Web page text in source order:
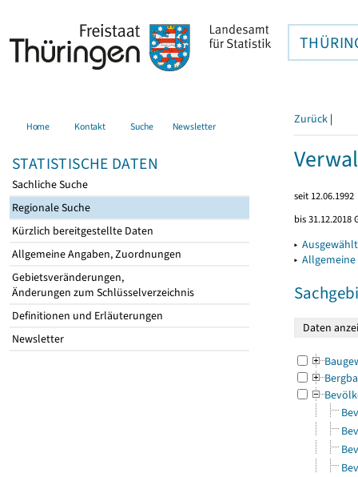
Home Kontakt Suche Newsletter
STATISTISCHE DATEN
Sachliche Suche
Regionale Suche
Kürzlich bereitgestellte Daten
Allgemeine Angaben, Zuordnungen
Gebietsveränderungen,
Änderungen zum Schlüsselverzeichnis
Definitionen und Erläuterungen
Newsletter
Zurück |
seit 12.06.1992
bis 31.12.2018
▸
▸